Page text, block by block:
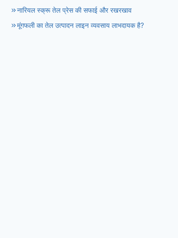
नारियल स्क्रू तेल प्रेस की सफाई और रखरखाव
मूंगफली का तेल उत्पादन लाइन व्यवसाय लाभदायक है?